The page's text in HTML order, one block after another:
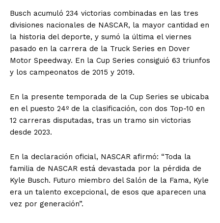
Busch acumuló 234 victorias combinadas en las tres
divisiones nacionales de NASCAR, la mayor cantidad en
la historia del deporte, y sumó la última el viernes
pasado en la carrera de la Truck Series en Dover
Motor Speedway. En la Cup Series consiguió 63 triunfos
y los campeonatos de 2015 y 2019.
En la presente temporada de la Cup Series se ubicaba
en el puesto 24º de la clasificación, con dos Top-10 en
12 carreras disputadas, tras un tramo sin victorias
desde 2023.
En la declaración oficial, NASCAR afirmó: “Toda la
familia de NASCAR está devastada por la pérdida de
Kyle Busch. Futuro miembro del Salón de la Fama, Kyle
era un talento excepcional, de esos que aparecen una
vez por generación”.